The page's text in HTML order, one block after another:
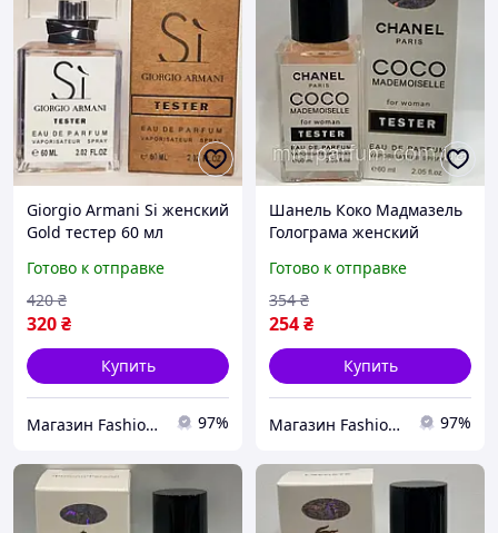
Giorgio Armani Si женский
Gold тестер 60 мл
Готово к отправке
320₴
420 ₴
Купить
Магазин Fashion House 97%
Шанель Коко Мадмазель
Голограма женский
Готово к отправке
254₴
354 ₴
Купить
Магазин Fashion House 97%